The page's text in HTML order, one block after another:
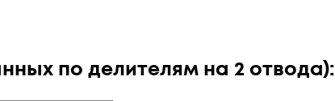
по делителям на 2 отвода):